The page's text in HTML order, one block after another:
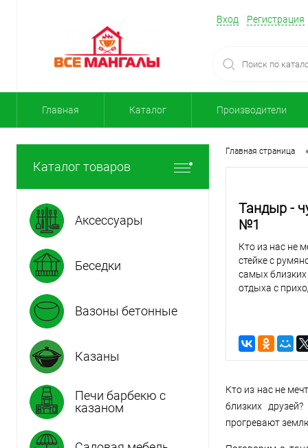
Вход Регистрация
Главная Каталог Производители
Каталог товаров
Аксессуары
Беседки
Вазоны бетонные
Казаны
Печи барбекю с
казаном
Главная страница
Тандыр -
№1
Кто из нас не
стейке с
самых близких
отдыха с
Кто из нас не
близких
прогревают